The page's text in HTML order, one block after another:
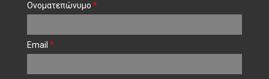
Ονοματεπώνυμο *
Email *